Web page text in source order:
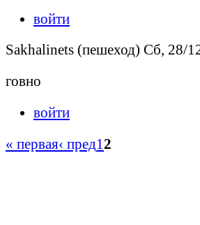
войти
Sakhalinets (пешеход) Сб, 28/
говно
войти
« первая‹ пред12